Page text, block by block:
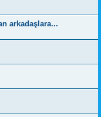
arkadaşlara...